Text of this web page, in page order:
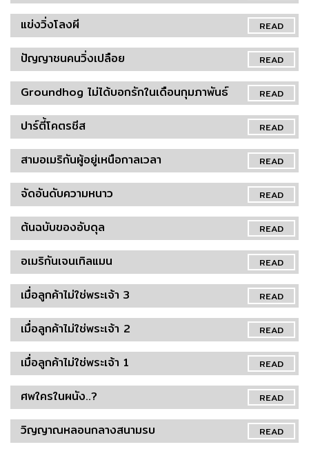
READ
แข่งวิ่งโลงผี
READ
ปัญญาชนคนวิ่งเปลือย
READ
Groundhog ไม่ได้บอกรักในเดือนกุมภาพันธ์
READ
ปาร์ตี้โคตรชีส
READ
สามอเมริกันผู้อยู่เหนือกาลเวลา
READ
จัดอันดับความหนาว
READ
ต้นฉบับของอับดุล
READ
อเมริกันเจนเทิลแมน
READ
เมื่อลูกค้าไม่ใช่พระเจ้า 3
READ
เมื่อลูกค้าไม่ใช่พระเจ้า 2
READ
เมื่อลูกค้าไม่ใช่พระเจ้า 1
READ
ศพใครในผนัง..?
READ
วิญญาณหลอนกลางสนามรบ